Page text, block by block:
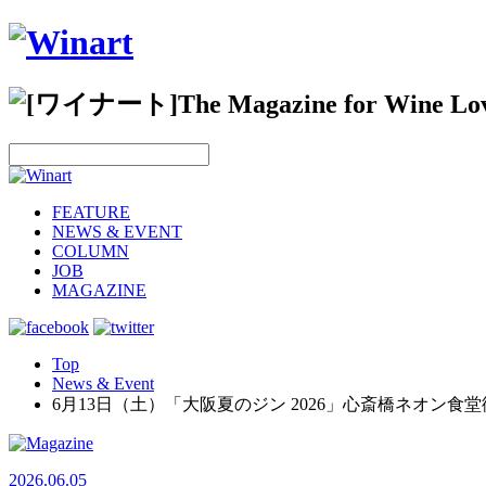
FEATURE
NEWS & EVENT
COLUMN
JOB
MAGAZINE
Top
News & Event
6月13日（土）「大阪夏のジン 2026」心斎橋ネオン食
2026.06.05